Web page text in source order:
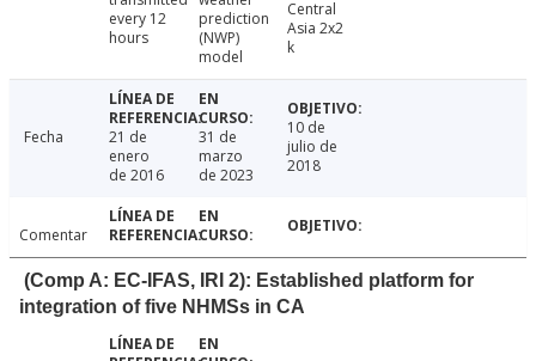
every 12
hours
prediction
(NWP)
model
Central
Asia 2x2
k
Fecha
21 de
enero
de 2016
31 de
marzo
de 2023
10 de
julio de
2018
Comentar
(Comp A: EC-IFAS, IRI 2): Established platform for
integration of five NHMSs in CA